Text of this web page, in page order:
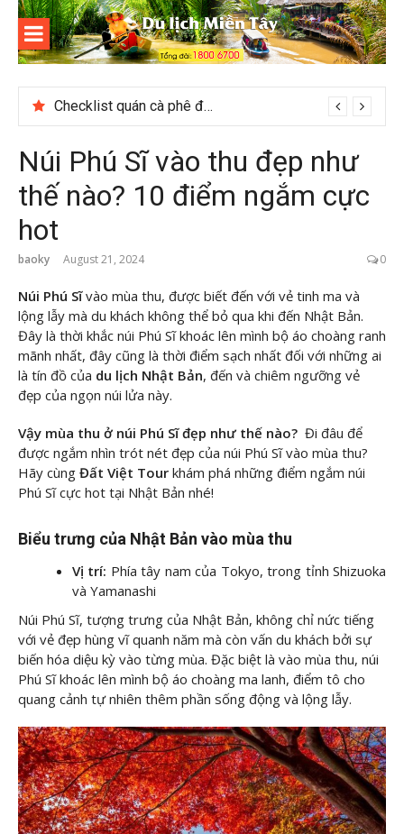
Skip
content
Du lịch
Miền Tây
Checklist quán cà phê đẹp dịp 2/9 ở Đà Lạt nên ghé
Núi Phú Sĩ vào thu đẹp như
thế nào? 10 điểm ngắm cực
hot
baoky August 21, 2024 0
Núi Phú Sĩ vào mùa thu, được biết đến với vẻ tinh ma và
lộng lẫy mà du khách không thể bỏ qua khi đến Nhật Bản.
Đây là thời khắc núi Phú Sĩ khoác lên mình bộ áo choàng ranh
mãnh nhất, đây cũng là thời điểm sạch nhất đối với những ai
là tín đồ của du lịch Nhật Bản, đến và chiêm ngưỡng vẻ
đẹp của ngọn núi lửa này.
Vậy mùa thu ở núi Phú Sĩ đẹp như thế nào? Đi đâu để
được ngắm nhìn trót nét đẹp của núi Phú Sĩ vào mùa thu?
Hãy cùng Đất Việt Tour khám phá những điểm ngắm núi
Phú Sĩ cực hot tại Nhật Bản nhé!
Biểu trưng của Nhật Bản vào mùa thu
Vị trí: Phía tây nam của Tokyo, trong tỉnh Shizuoka
và Yamanashi
Núi Phú Sĩ, tượng trưng của Nhật Bản, không chỉ nức tiếng
với vẻ đẹp hùng vĩ quanh năm mà còn vấn du khách bởi sự
biến hóa diệu kỳ vào từng mùa. Đặc biệt là vào mùa thu, núi
Phú Sĩ khoác lên mình bộ áo choàng ma lanh, điểm tô cho
quang cảnh tự nhiên thêm phần sống động và lộng lẫy.